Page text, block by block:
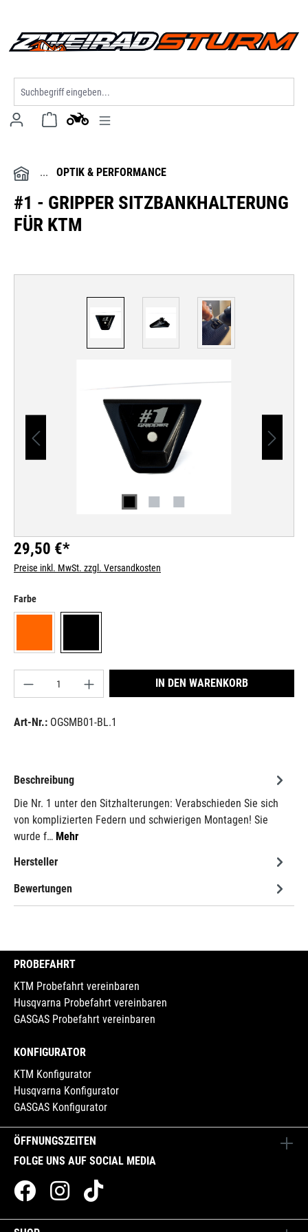
OPTIK & PERFORMANCE
#1 - GRIPPER SITZBANKHALTERUNG
FÜR KTM
29,50 €*
Preise inkl. MwSt. zzgl. Versandkosten
Farbeauswählen
Produkt Anzahl: Gib den gewünschten Wert
IN DEN WARENKORB
Art-Nr.: OGSMB01-BL.1
Beschreibung
Die Nr. 1 unter den Sitzhalterungen: Verabschieden Sie sich
von komplizierten Federn und schwierigen Montagen! Sie
wurde f… Mehr
Hersteller
Bewertungen
ÖFFNUNGSZEITEN
FOLGE UNS AUF SOCIAL MEDIA
PROBEFAHRT
KTM Probefahrt vereinbaren
Husqvarna Probefahrt vereinbaren
GASGAS Probefahrt vereinbaren
KONFIGURATOR
KTM Konfigurator
Husqvarna Konfigurator
GASGAS Konfigurator